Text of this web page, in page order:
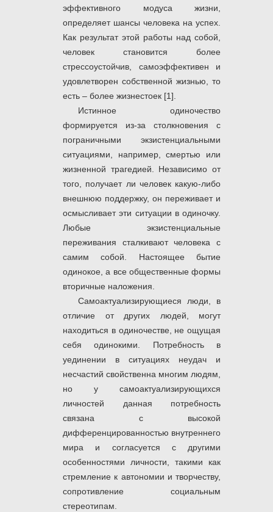
эффективного модуса жизни,
определяет шансы человека на успех.
Как результат этой работы над собой,
человек становится более
стрессоустойчив, самоэффективен и
удовлетворен собственной жизнью, то
есть – более жизнестоек [1].
Истинное одиночество
формируется из-за столкновения с
пограничными экзистенциальными
ситуациями, например, смертью или
жизненной трагедией. Независимо от
того, получает ли человек какую-либо
внешнюю поддержку, он переживает и
осмысливает эти ситуации в одиночку.
Любые экзистенциальные
переживания сталкивают человека с
самим собой. Настоящее бытие
одинокое, а все общественные формы
вторичные наложения.
Самоактуализирующиеся люди, в
отличие от других людей, могут
находиться в одиночестве, не ощущая
себя одинокими. Потребность в
уединении в ситуациях неудач и
несчастий свойственна многим людям,
но у самоактуализирующихся
личностей данная потребность
связана с высокой
дифференцированностью внутреннего
мира и согласуется с другими
особенностями личности, такими как
стремление к автономии и творчеству,
сопротивление социальным
стереотипам.